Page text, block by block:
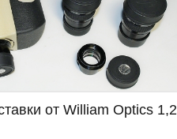
от William Optics